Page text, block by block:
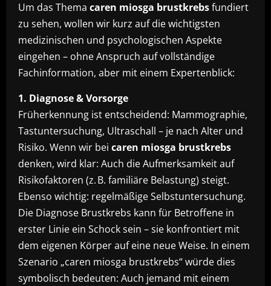
Um das Thema caren miosga brustkrebsfundiert
zu sehen, wollen wir kurz auf die wichtigsten
medizinischen und psychologischen Aspekte
eingehen – ohne Anspruch auf vollständige
Fachinformation, aber mit einem Expertenblick:
1. Diagnose & Vorsorge
Früherkennung ist entscheidend: Mammographie,
Tastuntersuchung, Ultraschall – je nach Alter und
Risiko. Wenn wir bei caren miosga brustkrebs
denken, wird klar: Auch die Aufmerksamkeit auf
Risikofaktoren (z. B. familiäre Belastung) steigt.
Ebenso wichtig: regelmäßige Selbstuntersuchung.
Die Diagnose Brustkrebs kann für Betroffene in
erster Linie ein Schock sein – sie konfrontiert mit
dem eigenen Körper auf eine neue Weise. In einem
Szenario „caren miosga brustkrebs“ würde dies
symbolisch bedeuten: Auch jemand mit einem